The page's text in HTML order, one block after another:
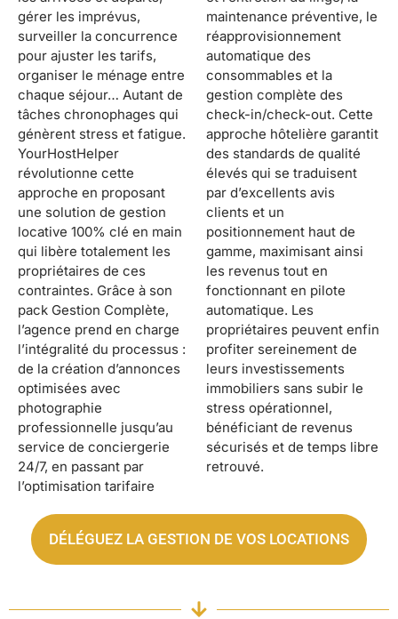
gérer les imprévus,
surveiller la concurrence
pour ajuster les tarifs,
organiser le ménage entre
chaque séjour… Autant de
tâches chronophages qui
génèrent stress et fatigue.
YourHostHelper
révolutionne cette
approche en proposant
une solution de gestion
locative 100% clé en main
qui libère totalement les
propriétaires de ces
contraintes. Grâce à son
pack Gestion Complète,
l’agence prend en charge
l’intégralité du processus :
de la création d’annonces
optimisées avec
photographie
professionnelle jusqu’au
service de conciergerie
24/7, en passant par
l’optimisation tarifaire
maintenance préventive, le
réapprovisionnement
automatique des
consommables et la
gestion complète des
check-in/check-out. Cette
approche hôtelière garantit
des standards de qualité
élevés qui se traduisent
par d’excellents avis
clients et un
positionnement haut de
gamme, maximisant ainsi
les revenus tout en
fonctionnant en pilote
automatique. Les
propriétaires peuvent enfin
profiter sereinement de
leurs investissements
immobiliers sans subir le
stress opérationnel,
bénéficiant de revenus
sécurisés et de temps libre
retrouvé.
DÉLÉGUEZ LA GESTION DE VOS LOCATIONS